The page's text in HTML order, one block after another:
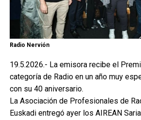
Radio Nervión
19.5.2026.- La emisora recibe el
categoría de Radio en un año muy
con su 40 aniversario.
La Asociación de Profesionales de
Euskadi entregó ayer los AIREAN